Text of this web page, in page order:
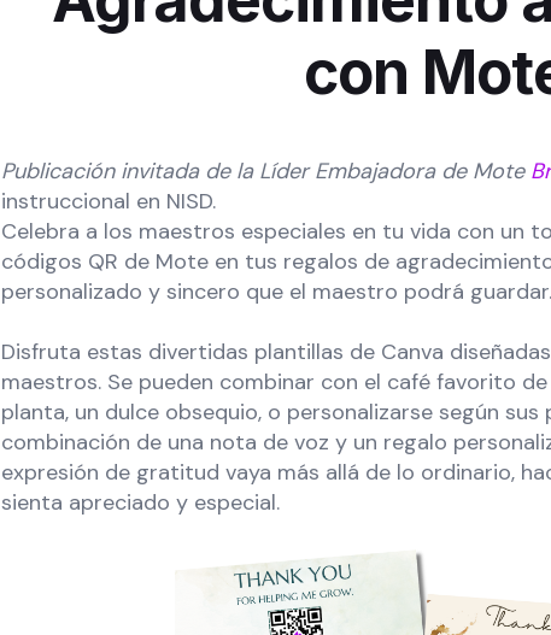
con
Publicación invitada de la Líder Embajadora de Mote
instruccional en NISD.
Celebra a los maestros especiales en tu vida con un
códigos QR de Mote en tus regalos de
personalizado y sincero que el maestro podrá guardar.
Disfruta estas divertidas plantillas de Canva
maestros. Se pueden combinar con el café favorito
planta, un dulce obsequio, o personalizarse según sus
combinación de una nota de voz y un regalo
expresión de gratitud vaya más allá de lo ordinario,
sienta apreciado y especial.